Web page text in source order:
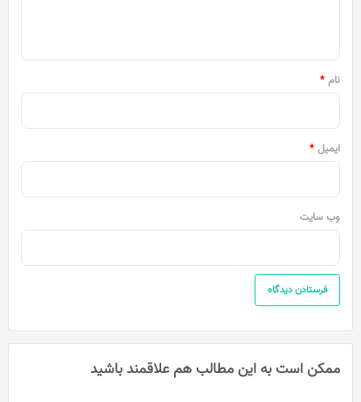
نام *
ایمیل *
وب‌ سایت
ممکن است به این مطالب هم علاقمند باشید